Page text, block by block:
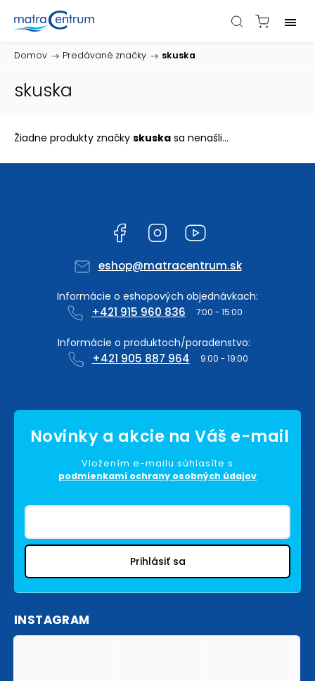
Domov / Predávané značky / skuska
skuska
Žiadne produkty značky skuska sa nenašli...
Facebook Instagram
eshop@matracentrum.sk
+421 915 960 836
+421 905 887 964
Vložením e-mailu súhlasíte s
podmienkami ochrany osobných údajov
Prihlásiť sa
INSTAGRAM